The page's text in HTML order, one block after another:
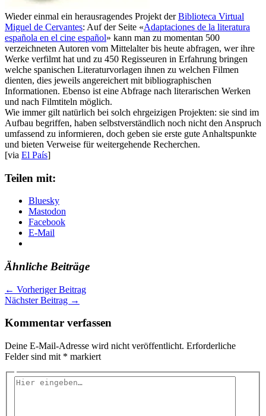
Wieder einmal ein herausragendes Projekt derBiblioteca Virtual
Miguel de Cervantes: Auf der Seite «Adaptaciones de la literatura
española en el cine español» kann man zu momentan 500
verzeichneten Autoren vom Mittelalter bis heute abfragen, wer ihre
Werke verfilmt hat und zu 450 Regisseuren in Erfahrung bringen
welche spanischen Literaturvorlagen ihnen zu welchen Filmen
dienten, dies jeweils angereichert mit bibliographischen
Informationen. Ebenso ist eine Abfrage nach literarischen Werken
und nach Filmtiteln möglich.
Wie immer gilt natürlich bei solch ehrgeizigen Projekten: sie sind im
Aufbau begriffen, haben selbstverständlich noch nicht den Anspruch
umfassend zu informieren, doch geben sie erste gute Anhaltspunkte
und bieten Verweise für weitergehende Recherchen.
[via El País]
Teilen mit:
Bluesky
Mastodon
Facebook
E-Mail
Ähnliche Beiträge
← Vorheriger Beitrag
Nächster Beitrag →
Kommentar verfassen
Deine E-Mail-Adresse wird nicht veröffentlicht. Erforderliche
Felder sind mit * markiert
Hier